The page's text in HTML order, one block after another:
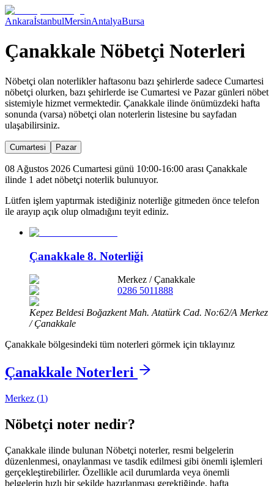
AnkaraİstanbulMersinAntalyaBursa
Çanakkale Nöbetçi Noterleri
Nöbetçi olan noterlikler haftasonu bazı şehirlerde sadece Cumartesi
nöbetçi olurken, bazı şehirlerde ise Cumartesi ve Pazar günleri nöbet
sistemiyle hizmet vermektedir. Çanakkale ilinde önümüzdeki hafta
sonunda (varsa) nöbetçi olan noterlerin listesine bu sayfadan
ulaşabilirsiniz.
Cumartesi Pazar
08 Ağustos 2026 Cumartesi günü 10:00-16:00 arası Çanakkale
ilinde 1 adet nöbetçi noterlik bulunuyor.
Lütfen işlem yaptırmak istediğiniz noterliğe gitmeden önce telefon
ile arayıp açık olup olmadığını teyit ediniz.
Çanakkale 8. Noterliği
Merkez /Çanakkale
0286 5011888
Kepez Beldesi Boğazkent Mah. Atatürk Cad. No:62/A Merkez
/ Çanakkale
Çanakkale bölgesindeki tüm noterleri görmek için tıklayınız
Çanakkale Noterleri
Merkez (1)
Nöbetçi noter nedir?
Çanakkale ilinde bulunan Nöbetçi noterler, resmi belgelerin
düzenlenmesi, onaylanması ve tasdik edilmesi gibi önemli işlemleri
gerçekleştirebilirler. Özellikle acil durumlarda veya önemli
belgelerin hızlı bir şekilde hazırlanması gerektiğinde, hafta